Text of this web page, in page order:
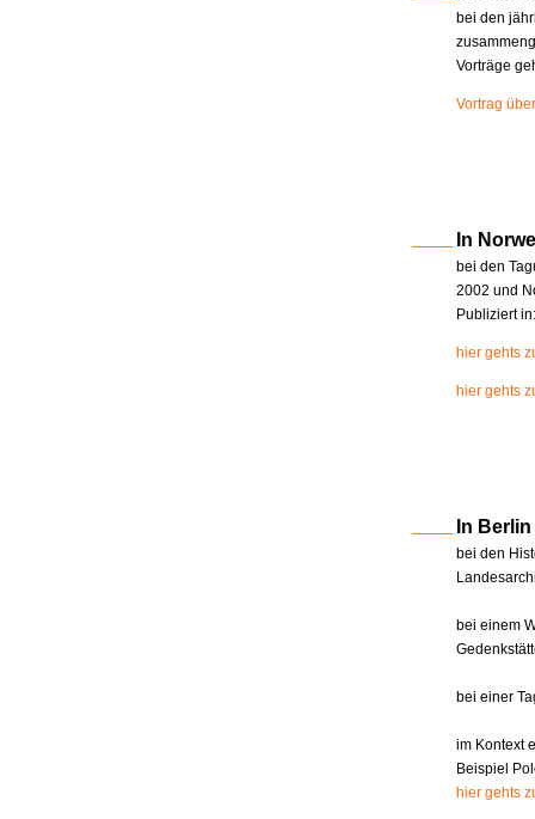
bei den
Vorträge
Vortrag
In
bei den
2002 und
Publiziert
hier gehts
hier gehts
In
bei den
bei einem
bei einer
im Kontext
Beispiel
hier gehts